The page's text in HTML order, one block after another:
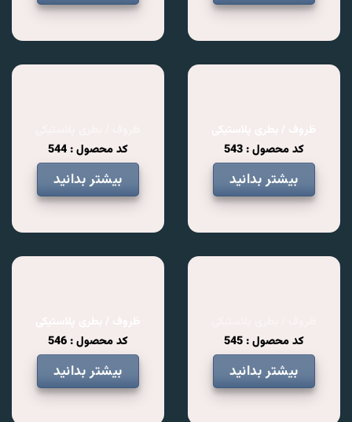
کد محصول : 543
بیشتر بدانید
کد محصول : 544
بیشتر بدانید
کد محصول : 545
بیشتر بدانید
کد محصول : 546
بیشتر بدانید